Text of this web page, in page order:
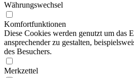
Währungswechsel
Komfortfunktionen
Diese Cookies werden genutzt um das
ansprechender zu gestalten,
des Besuchers.
Merkzettel